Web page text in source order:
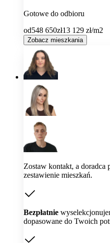
Gotowe do odbioru
od548 650zł13 129 zł/m2
Zobacz mieszkania
Zostaw kontakt, a doradca
zestawienie mieszkań.
Bezpłatnie
dopasowane do Twoich